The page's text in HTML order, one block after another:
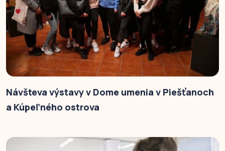
Návšteva výstavy v Dome umenia v Piešťanoch
a Kúpeľného ostrova